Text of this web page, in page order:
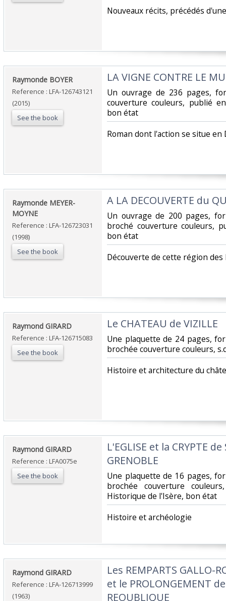
‎Nouveaux récits, précédés
‎Raymonde BOYER‎
Reference : LFA-126743121
(2015)
See the book
‎LA VIGNE CONTRE LE
‎Un ouvrage de 236 pages,
couverture couleurs, publié
bon état‎
‎Roman dont l'action se situe en
‎Raymonde MEYER-
MOYNE‎
Reference : LFA-126723031
(1998)
See the book
‎A LA DECOUVERTE du
‎Un ouvrage de 200 pages,
broché couverture couleurs,
bon état‎
‎Découverte de cette région des
‎Raymond GIRARD‎
Reference : LFA-126715083
See the book
‎Le CHATEAU de VIZILLE‎
‎Une plaquette de 24 pages,
brochée couverture couleurs,
‎Histoire et architecture du
‎Raymond GIRARD‎
Reference : LFA0075e
See the book
‎L'EGLISE et la CRYPTE
GRENOBLE‎
‎Une plaquette de 16 pages,
brochée couverture
Historique de l'Isère, bon état‎
‎Histoire et archéologie‎
‎Raymond GIRARD‎
Reference : LFA-126713999
(1963)
‎Les REMPARTS GALLO-
et le PROLONGEMENT
REOUBLIQUE‎